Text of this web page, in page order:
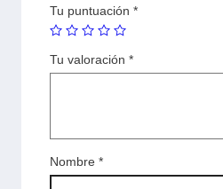
Tu puntuación *
Tu valoración *
Nombre *